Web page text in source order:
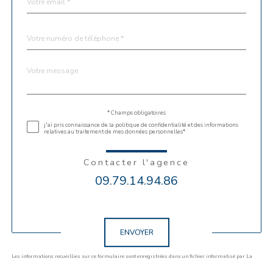
*
Fieldset
Message
*
* Champs obligatoires
j'ai pris connaissance de la politique de confidentialité et des informations
relatives au traitement de mes données personnelles*
Contacter l'agence
09.79.14.94.86
ENVOYER
Les informations recueillies sur ce formulaire sont enregistrées dans un fichier informatisé par La